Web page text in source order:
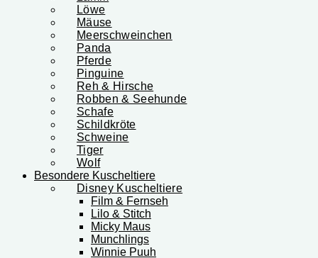
Löwe
Mäuse
Meerschweinchen
Panda
Pferde
Pinguine
Reh & Hirsche
Robben & Seehunde
Schafe
Schildkröte
Schweine
Tiger
Wolf
Besondere Kuscheltiere
Disney Kuscheltiere
Film & Fernseh
Lilo & Stitch
Micky Maus
Munchlings
Winnie Puuh